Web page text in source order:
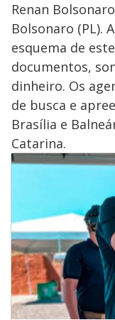
Renan
Bolsonaro (PL).
esquema de
documentos,
dinheiro. Os
de busca e
Brasília e
Catarina.